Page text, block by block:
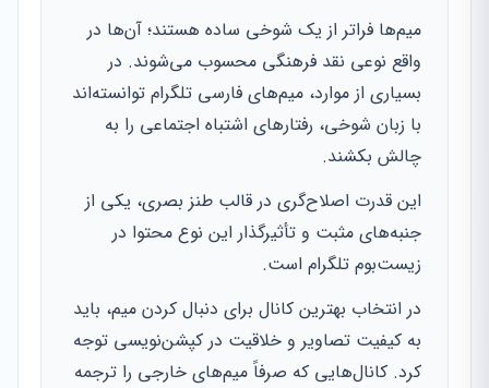
میم‌ها فراتر از یک شوخی ساده هستند؛ آن‌ها در
واقع نوعی نقد فرهنگی محسوب می‌شوند. در
بسیاری از موارد، میم‌های فارسی تلگرام توانسته‌اند
با زبان شوخی، رفتارهای اشتباه اجتماعی را به
چالش بکشند.
این قدرت اصلاح‌گری در قالب طنز بصری، یکی از
جنبه‌های مثبت و تأثیرگذار این نوع محتوا در
زیست‌بوم تلگرام است.
در انتخاب بهترین کانال برای دنبال کردن میم، باید
به کیفیت تصاویر و خلاقیت در کپشن‌نویسی توجه
کرد. کانال‌هایی که صرفاً میم‌های خارجی را ترجمه